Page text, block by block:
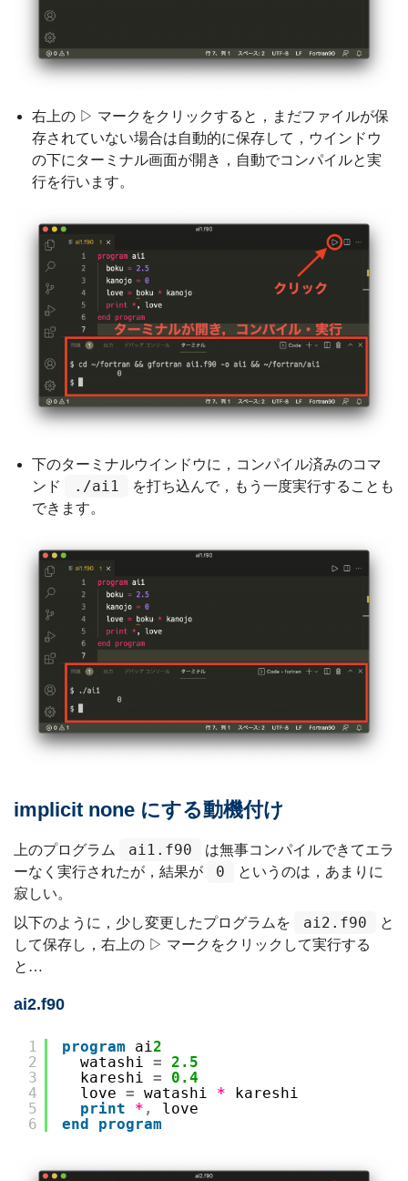
右上の ▷ マークをクリックすると，まだファイルが保
存されていない場合は自動的に保存して，ウインドウ
の下にターミナル画面が開き，自動でコンパイルと実
行を行います。
下のターミナルウインドウに，コンパイル済みのコマ
ンド
./ai1
を打ち込んで，もう一度実行することも
できます。
implicit none にする動機付け
上のプログラム ai1.f90
は無事コンパイルできてエラ
ーなく実行されたが，結果が
0
というのは，あまりに
寂しい。
以下のように，少し変更したプログラムを
ai2.f90
と
して保存し，右上の ▷ マークをクリックして実行する
と…
ai2.f90
1
2
3
4
5
6
program ai2
watashi = 2.5
kareshi =
0.4
love = watashi *
kareshi
print
* ,
love
end
program